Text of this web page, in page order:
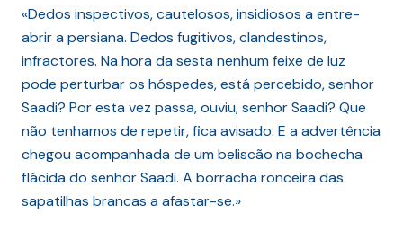
«Dedos inspectivos, cautelosos, insidiosos a entre-
abrir a persiana. Dedos fugitivos, clandestinos,
infractores. Na hora da sesta nenhum feixe de luz
pode perturbar os hóspedes, está percebido, senhor
Saadi? Por esta vez passa, ouviu, senhor Saadi? Que
não tenhamos de repetir, fica avisado. E a advertência
chegou acompanhada de um beliscão na bochecha
flácida do senhor Saadi. A borracha ronceira das
sapatilhas brancas a afastar-se.»